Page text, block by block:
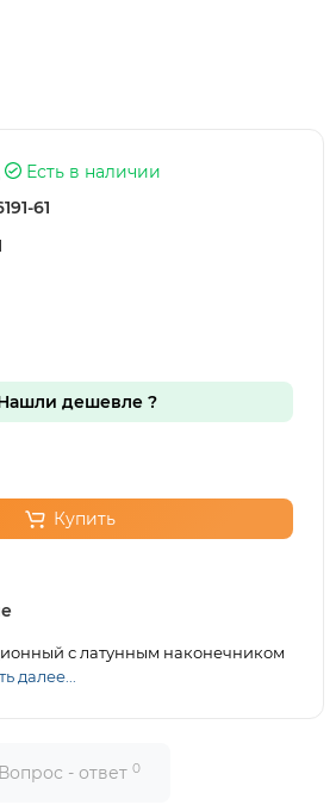
Есть в наличии
61
дешевле ?
Купить
с латунным наконечником
далее...
Вопрос - ответ 0